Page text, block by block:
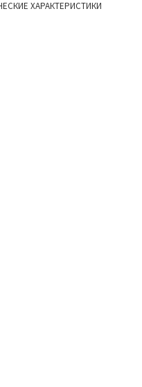
ХАРАКТЕРИСТИКИ